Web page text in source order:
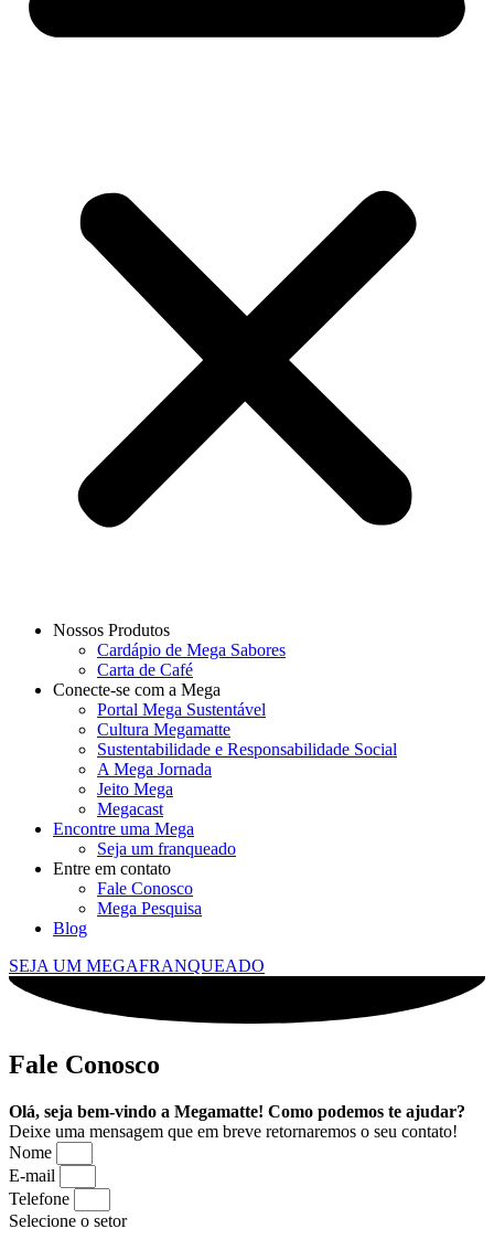
Nossos Produtos
Cardápio de Mega Sabores
Carta de Café
Conecte-se com a Mega
Portal Mega Sustentável
Cultura Megamatte
Sustentabilidade e Responsabilidade Social
A Mega Jornada
Jeito Mega
Megacast
Encontre uma Mega
Seja um franqueado
Entre em contato
Fale Conosco
Mega Pesquisa
Blog
SEJA UM MEGAFRANQUEADO
Fale Conosco
Olá, seja bem-vindo a Megamatte! Como podemos te ajudar?
Deixe uma mensagem que em breve retornaremos o seu contato!
Nome
E-mail
Telefone
Selecione o setor